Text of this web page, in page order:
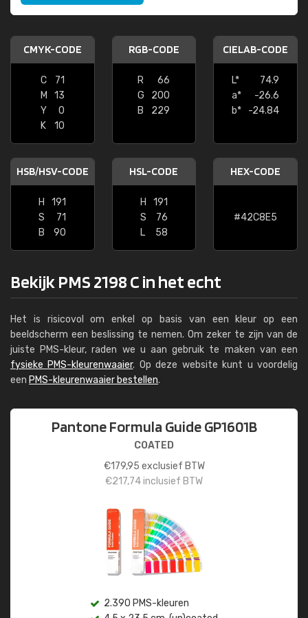
CMYK-CODE
C
71
M
13
Y
0
K
10
RGB-CODE
R
66
G
200
B
229
CIELAB-CODE
L*
74.9
a*
-26.6
b*
-24.84
HSB/HSV-CODE
H
191
S
71
B
90
HSL-CODE
H
191
S
76
L
58
HEX-CODE
#42C8E5
Bekijk PMS 2198 C in het echt
Het is risicovol om enkel op basis van een kleur op een
beeldscherm een beslissing te nemen. Om zeker te zijn van de
juiste PMS-kleur, raden we u aan gebruik te maken van een
fysieke PMS-kleurenwaaier. Op deze website kunt u voordelig
een PMS-kleurenwaaier bestellen.
Pantone Formula Guide GP1601B
COATED
€179,95 exclusief BTW
€217,74inclusief BTW
2.390 PMS-kleuren